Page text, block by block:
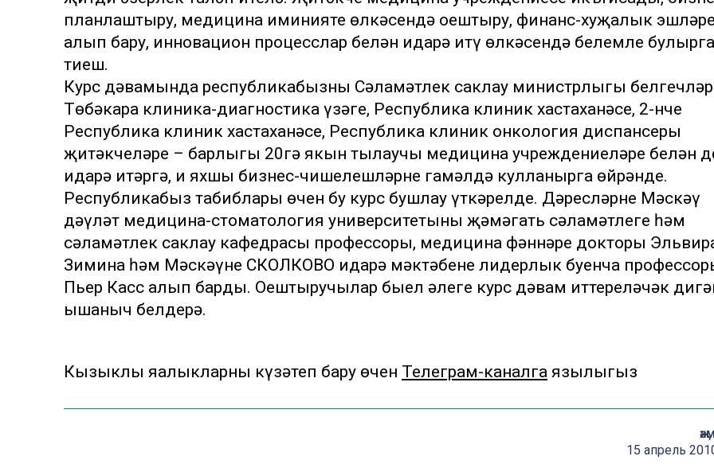
планлаштыру, медицина иминияте өлкәсендә оештыру, финанс-хуҗалык
алып бару, инновацион процесслар белән идарә итү өлкәсендә белемле булырга
тиеш.
Курс дәвамында республикабызның Сәламәтлек саклау министрлыгы
Төбәкара клиника-диагностика үзәге, Республика клиник хастаханәсе, 2-нче
Республика клиник хастаханәсе, Республика клиник онкология диспансеры
җитәкчеләре – барлыгы 20гә якын тыңлаучы медицина учреждениеләре белән
идарә итәргә, иң яхшы бизнес-чишелешләрне гамәлдә кулланырга өйрәнде.
Республикабыз табиблары өчен бу курс бушлау үткәрелде. Дәресләрне Мәскәү
дәүләт медицина-стоматология университетының җәмәгать сәламәтлеге һәм
сәламәтлек саклау кафедрасы профессоры, медицина фәннәре докторы
Зимина һәм Мәскәүнең СКОЛКОВО идарә мәктәбенең лидерлык буенча
Пьер Касс алып барды. Оештыручылар быел әлеге курс дәвам иттереләчәк
ышаныч белдерә.
Кызыклы яңалыкларны күзәтеп бару өчен Телеграм-каналга язылыгыз
15 апрель